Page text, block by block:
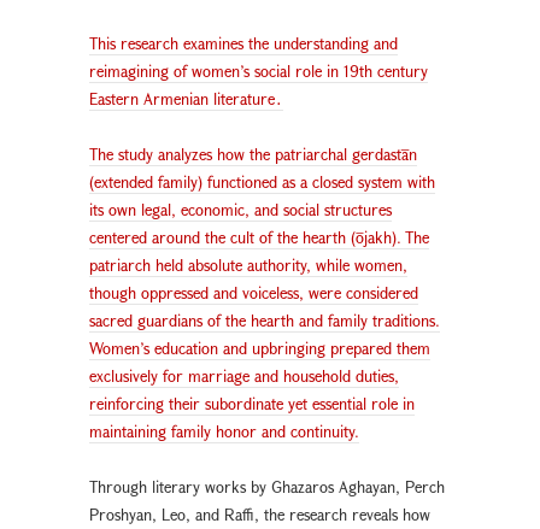
This research examines the understanding and
reimagining of women’s social role in 19th century
Eastern Armenian literature․
The study analyzes how the patriarchal gerdastān
(extended family) functioned as a closed system with
its own legal, economic, and social structures
centered around the cult of the hearth (ōjakh). The
patriarch held absolute authority, while women,
though oppressed and voiceless, were considered
sacred guardians of the hearth and family traditions.
Women’s education and upbringing prepared them
exclusively for marriage and household duties,
reinforcing their subordinate yet essential role in
maintaining family honor and continuity.
Through literary works by Ghazaros Aghayan, Perch
Proshyan, Leo, and Raffi, the research reveals how